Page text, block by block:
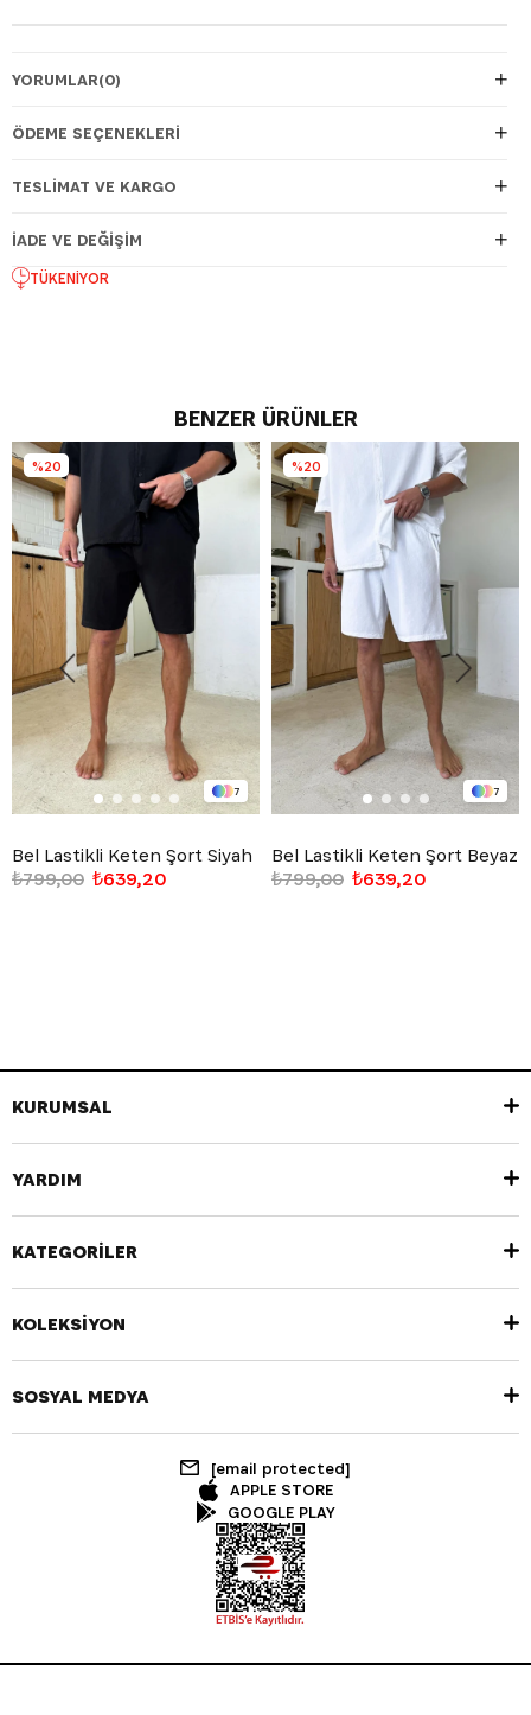
YORUMLAR(0)
ÖDEME SEÇENEKLERI
TESLIMAT VE KARGO
İADE VE DEĞIŞIM
TÜKENIYOR
BENZER ÜRÜNLER
7
Bel Lastikli Keten Şort Siyah
₺639,20
₺799,00
%20
7
Bel Lastikli Keten Şort Beyaz
₺639,20
₺799,00
%20
KURUMSAL
YARDIM
KATEGORİLER
KOLEKSİYON
SOSYAL MEDYA
[email protected]
APPLE STORE
GOOGLE PLAY